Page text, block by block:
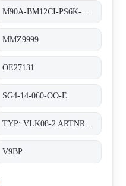
MMZ9999
OE27131
SG4-14-060-OO-E
V9BP